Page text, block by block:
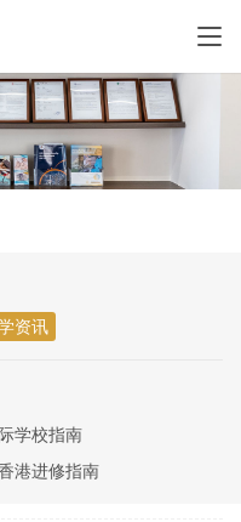
资讯
学校指南
港进修指南